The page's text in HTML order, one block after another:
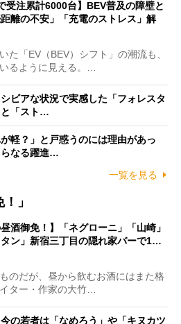
受注累計6000台】BEV普及の障壁と
離の不安」「充電のストレス」解
「EV（BEV）シフト」の潮流も、
るように見える。…
ビアな状況で実感した「フォレスタ
「スト…
軽？」と戸惑うのには理由があっ
なる躍進…
一覧を見る
」
昼酒御免！】「ネグローニ」「山崎」
タン」新宿三丁目の隠れ家バーで1…
のだが、昼から飲むお酒にはまた格
ター・作家の大竹…
の若者は「なめろう」や「キヌカツ